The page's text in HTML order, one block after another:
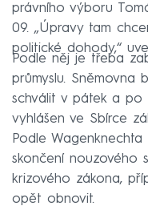
právního výboru
09. „Úpravy tam
politické dohody,“
Podle něj je třeba
průmyslu. Sněmovna
schválit v pátek a po
vyhlášen ve Sbírce
Podle
skončení nouzového
krizového zákona,
opět obnovit.